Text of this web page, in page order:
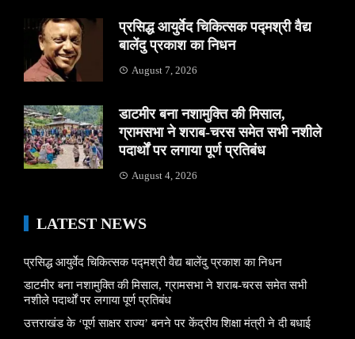
प्रसिद्ध आयुर्वेद चिकित्सक पद्मश्री वैद्य
बालेंदु प्रकाश का निधन
August 7, 2026
डाटमीर बना नशामुक्ति की मिसाल,
ग्रामसभा ने शराब-चरस समेत सभी नशीले
पदार्थों पर लगाया पूर्ण प्रतिबंध
August 4, 2026
LATEST NEWS
प्रसिद्ध आयुर्वेद चिकित्सक पद्मश्री वैद्य बालेंदु प्रकाश का निधन
डाटमीर बना नशामुक्ति की मिसाल, ग्रामसभा ने शराब-चरस समेत सभी
नशीले पदार्थों पर लगाया पूर्ण प्रतिबंध
उत्तराखंड के ‘पूर्ण साक्षर राज्य’ बनने पर केंद्रीय शिक्षा मंत्री ने दी बधाई